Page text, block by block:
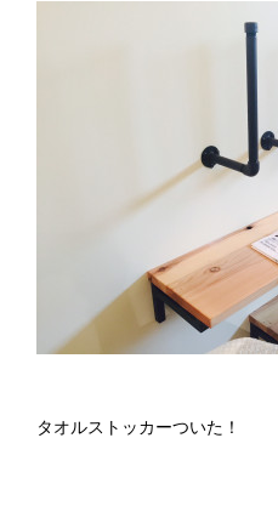
タオルストッカーついた！